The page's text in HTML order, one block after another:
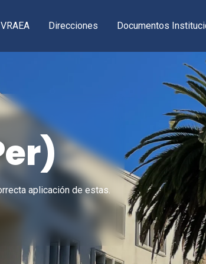
Direcciones Documentos
)
aplicación de estas.